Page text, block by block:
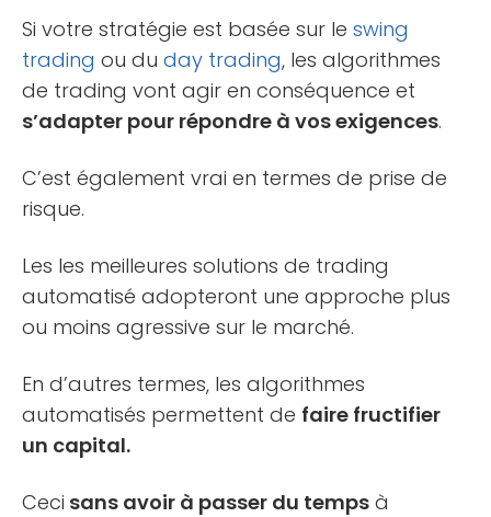
Si votre stratégie est basée sur le swing
trading ou du day trading, les algorithmes
de trading vont agir en conséquence et
s’adapter pour répondre à vos exigences.
C’est également vrai en termes de prise de
risque.
Les les meilleures solutions de trading
automatisé adopteront une approche plus
ou moins agressive sur le marché.
En d’autres termes, les algorithmes
automatisés permettent de faire fructifier
un capital.
Ceci sans avoir à passer du temps à